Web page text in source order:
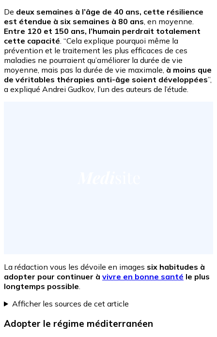
De deux semaines à l’âge de 40 ans, cette résilience
est étendue à six semaines à 80 ans, en moyenne.
Entre 120 et 150 ans, l’humain perdrait totalement
cette capacité. “Cela explique pourquoi même la
prévention et le traitement les plus efficaces de ces
maladies ne pourraient qu’améliorer la durée de vie
moyenne, mais pas la durée de vie maximale, à moins que
de véritables thérapies anti-âge soient développées”,
a expliqué Andrei Gudkov, l’un des auteurs de l’étude.
La rédaction vous les dévoile en images six habitudes à
adopter pour continuer à vivre en bonne santé le plus
longtemps possible.
Afficher les sources de cet article
Adopter le régime méditerranéen